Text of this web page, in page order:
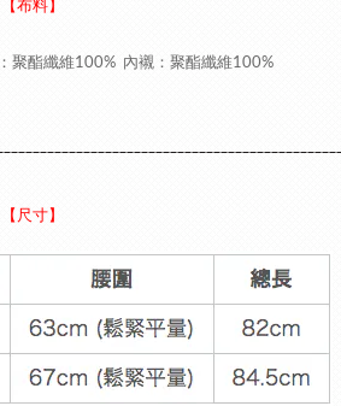
【布料】
聚酯纖維100% 內襯：聚酯纖維100%
【尺寸】